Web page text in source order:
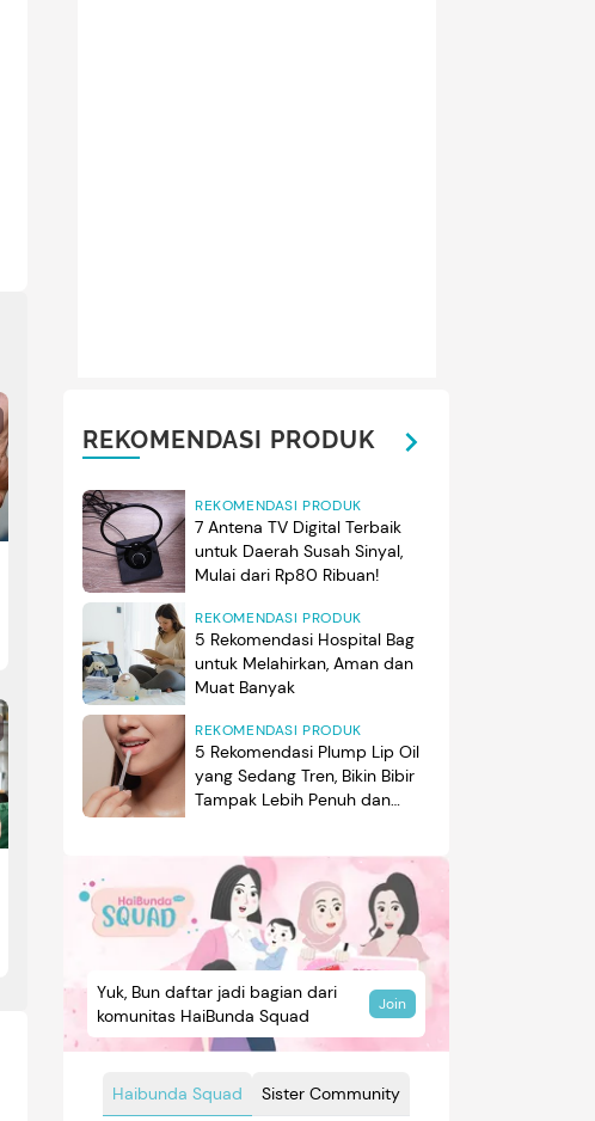
REKOMENDASI PRODUK
REKOMENDASI PRODUK
7 Antena TV Digital Terbaik
untuk Daerah Susah Sinyal,
Mulai dari Rp80 Ribuan!
REKOMENDASI PRODUK
5 Rekomendasi Hospital Bag
untuk Melahirkan, Aman dan
Muat Banyak
REKOMENDASI PRODUK
5 Rekomendasi Plump Lip Oil
yang Sedang Tren, Bikin Bibir
Tampak Lebih Penuh dan
Haibunda Squad Sister Community
Yuk, Bun daftar jadi bagian dari
komunitas HaiBunda Squad
Join